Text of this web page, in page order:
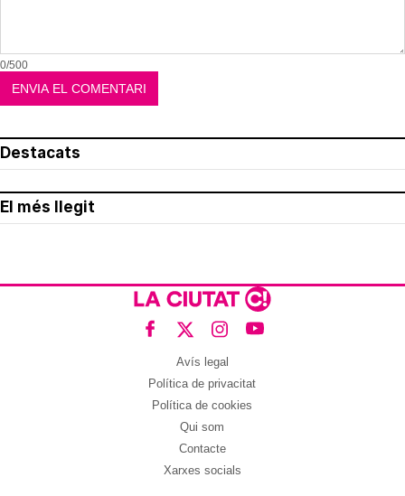
0/500
Destacats
El més llegit
Avís legal
Política de privacitat
Política de cookies
Qui som
Contacte
Xarxes socials